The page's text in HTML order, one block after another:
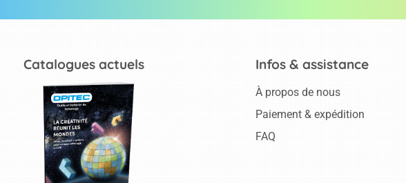
Catalogues actuels Infos & assistance
À propos de nous
Paiement & expédition
FAQ